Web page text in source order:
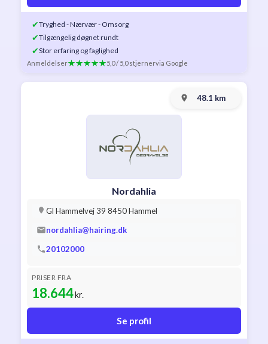
✔Tryghed - Nærvær - Omsorg
✔Tilgængelig døgnet rundt
✔Stor erfaring og faglighed
Anmeldelser 5,0 / 5,0 stjernervia Google
48.1 km
Nordahlia
Gl Hammelvej 39 8450 Hammel
nordahlia@hairing.dk
20102000
PRISER FRA
18.644kr.
Se profil